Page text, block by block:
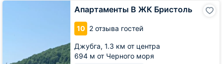
Апартаменты В ЖК Бристоль
10 2 отзыва гостей
Джубга, 1.3 км от центра
694 м от Черного моря
Апартаменты